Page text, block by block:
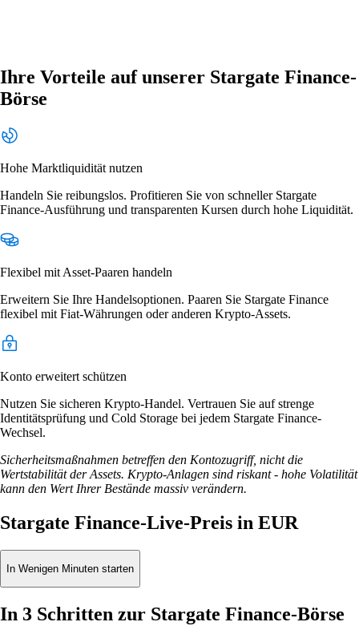
Ihre Vorteile auf unserer Stargate Finance-
Börse
Hohe Marktliquidität nutzen
Handeln Sie reibungslos. Profitieren Sie von schneller Stargate
Finance-Ausführung und transparenten Kursen durch hohe Liquidität.
Flexibel mit Asset-Paaren handeln
Erweitern Sie Ihre Handelsoptionen. Paaren Sie Stargate Finance
flexibel mit Fiat-Währungen oder anderen Krypto-Assets.
Konto erweitert schützen
Nutzen Sie sicheren Krypto-Handel. Vertrauen Sie auf strenge
Identitätsprüfung und Cold Storage bei jedem Stargate Finance-
Wechsel.
Sicherheitsmaßnahmen betreffen den Kontozugriff, nicht die
Wertstabilität der Assets. Krypto-Anlagen sind riskant - hohe Volatilität
kann den Wert Ihrer Bestände massiv verändern.
Stargate Finance-Live-Preis in EUR
In Wenigen Minuten starten
In 3 Schritten zur Stargate Finance-Börse